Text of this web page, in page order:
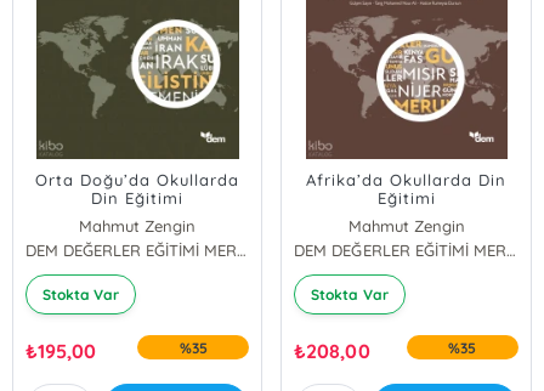
Orta Doğu’da Okullarda
Din Eğitimi
Mahmut Zengin
Abdurrahman Hendek
DEM DEĞERLER EĞİTİMİ MERKEZİ YAYINLARI
Stokta Var
₺195,00 %35
Afrika’da Okullarda Din
Eğitimi
Mahmut Zengin
Abdurrahman Hendek
DEM DEĞERLER EĞİTİMİ MERKEZİ YAYINLARI
Stokta Var
₺208,00 %35